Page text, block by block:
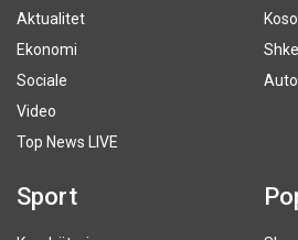
Aktualitet
Ekonomi
Sociale
Video
Top News LIVE
Auto
Sport